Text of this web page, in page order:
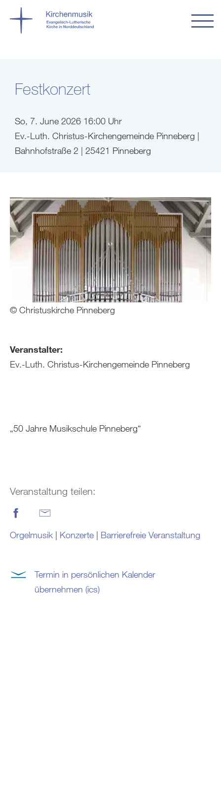
Festkonzert
So, 7. June 2026 16:00 Uhr
Ev.-Luth. Christus-Kirchengemeinde Pinneberg |
Bahnhofstraße 2 | 25421 Pinneberg
© Christuskirche Pinneberg
Veranstalter:
Ev.-Luth. Christus-Kirchengemeinde Pinneberg
„50 Jahre Musikschule Pinneberg“
Veranstaltung teilen:
Orgelmusik | Konzerte | Barrierefreie Veranstaltung
Termin in persönlichen Kalender
übernehmen (ics)